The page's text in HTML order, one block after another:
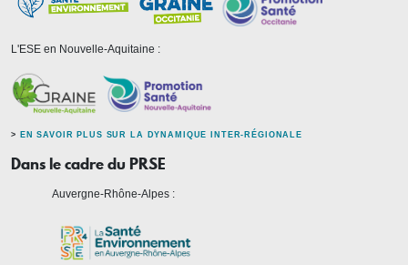
L'ESE en Nouvelle-Aquitaine :
> EN SAVOIR PLUS SUR LA DYNAMIQUE INTER-RÉGIONALE
Dans le cadre du PRSE
Auvergne-Rhône-Alpes :